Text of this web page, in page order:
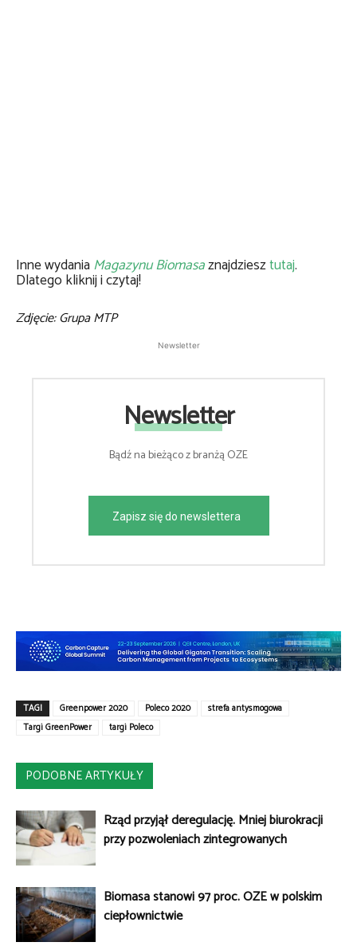
Inne wydaniaMagazynu Biomasaznajdziesztutaj.
Dlatego kliknij i czytaj!
Zdjęcie: Grupa MTP
Newsletter
Newsletter
Bądź na bieżąco z branżą OZE
Zapisz się do newslettera
TAGI Greenpower 2020 Poleco 2020
strefa antysmogowa
Targi GreenPower
targi Poleco
PODOBNE ARTYKUŁY
Rząd przyjął deregulację. Mniej biurokracji
przy pozwoleniach zintegrowanych
Biomasa stanowi 97 proc. OZE w polskim
ciepłownictwie